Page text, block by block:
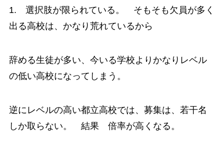
1. 選択肢が限られている。 そもそも欠員が多く
出る高校は、かなり荒れているから
辞める生徒が多い、今いる学校よりかなりレベル
の低い高校になってしまう。
逆にレベルの高い都立高校では、募集は、若干名
しか取らない。 結果 倍率が高くなる。